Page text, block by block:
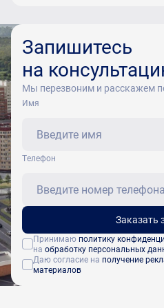
Запишитесь
на
Мы перезвоним и расскажем
Имя
Tелефон
Заказать
Принимаю политику
на обработку персональных
Даю согласие на получение
материалов